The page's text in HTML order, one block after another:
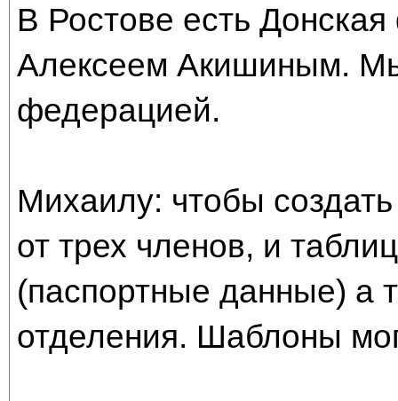
В Ростове есть
Алексеем Акишиным.
федерацией.
Михаилу: чтобы
от трех членов, и
(паспортные данные) а
отделения. Шаблоны